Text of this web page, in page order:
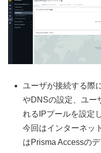
ユーザが接続する際
やDNSの設定、ユー
れるIPプールを設定
今回はインターネッ
はPrisma Accessの